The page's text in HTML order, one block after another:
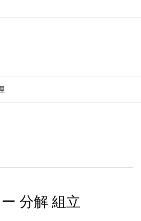
分解 組立